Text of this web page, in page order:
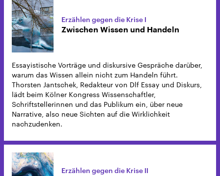
Erzählen gegen die Krise I
Zwischen Wissen und Handeln
Essayistische Vorträge und diskursive Gespräche darüber,
warum das Wissen allein nicht zum Handeln führt.
Thorsten Jantschek, Redakteur von Dlf Essay und Diskurs,
lädt beim Kölner Kongress Wissenschaftler,
Schriftstellerinnen und das Publikum ein, über neue
Narrative, also neue Sichten auf die Wirklichkeit
nachzudenken.
Erzählen gegen die Krise II